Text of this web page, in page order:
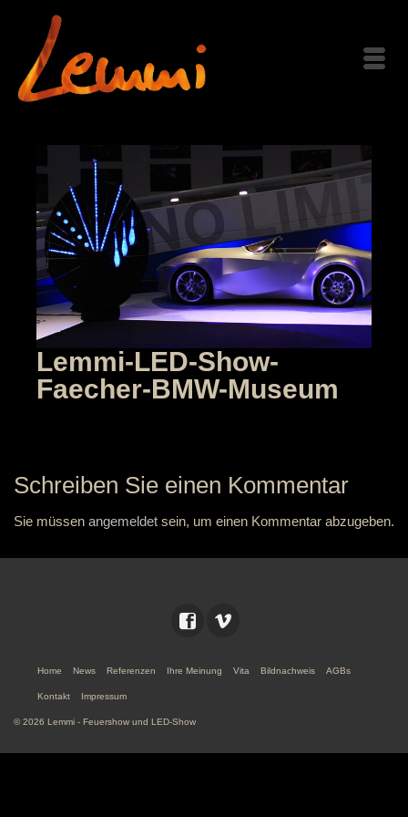
Lemmi-LED-Show-
Faecher-BMW-Museum
Schreiben Sie einen Kommentar
Sie müssen angemeldet sein, um einen Kommentar abzugeben.
Home News Referenzen Ihre Meinung Vita Bildnachweis AGBs
Kontakt Impressum
© 2026 Lemmi - Feuershow und LED-Show